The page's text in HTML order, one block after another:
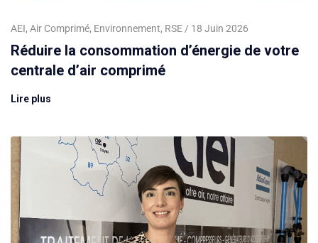
AEI, Air Comprimé, Environnement, RSE 18 Juin 2026
Réduire la consommation d’énergie de votre
centrale d’air comprimé
Lire plus